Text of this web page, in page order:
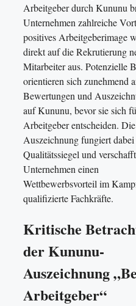
Arbeitgeber durch Kununu
Unternehmen zahlreiche
positives Arbeitgeberimage
direkt auf die Rekrutierung
Mitarbeiter aus. Potenzielle
orientieren sich zunehmend
Bewertungen und
auf Kununu, bevor sie sich
Arbeitgeber entscheiden. Die
Auszeichnung fungiert dabei
Qualitätssiegel und verschafft
Unternehmen einen
Wettbewerbsvorteil im
qualifizierte Fachkräfte.
Kritische
der Kununu-
Auszeichnung
Arbeitgeber“